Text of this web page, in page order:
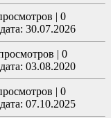
0
дата: 30.07.2026
0
дата: 03.08.2020
0
дата: 07.10.2025